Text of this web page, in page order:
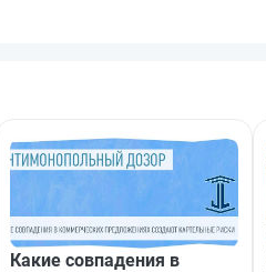
Какие совпадения в